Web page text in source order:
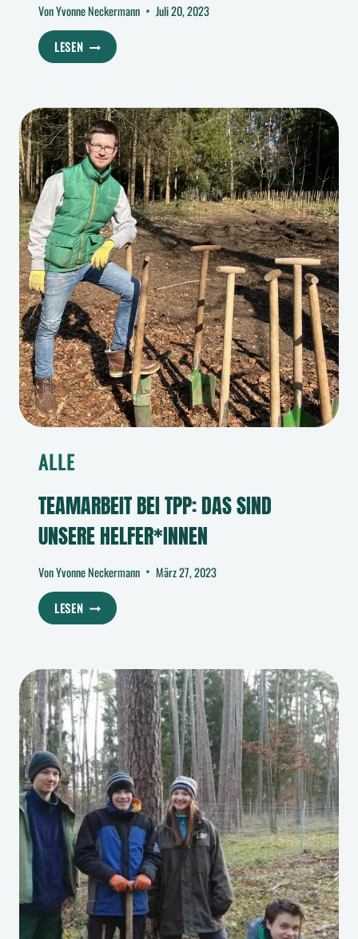
VonYvonne Neckermann Juli 20, 2023
LESENLÖSUNGEN
FÜR
TPP
FEIERT
SOMMERFEST
ALLE
TEAMARBEIT BEI TPP: DAS SIND
UNSERE HELFER*INNEN
VonYvonne Neckermann März 27, 2023
LESENTEAMARBEIT
BEI
SIND
UNSERE
HELFER*INNEN